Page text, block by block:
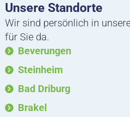
t
a
g
r
a
m
e
b
o
k
k
e
Unsere Standorte
Wir sind persönlich in
für Sie da.
Beverungen
Steinheim
Bad Driburg
Brakel